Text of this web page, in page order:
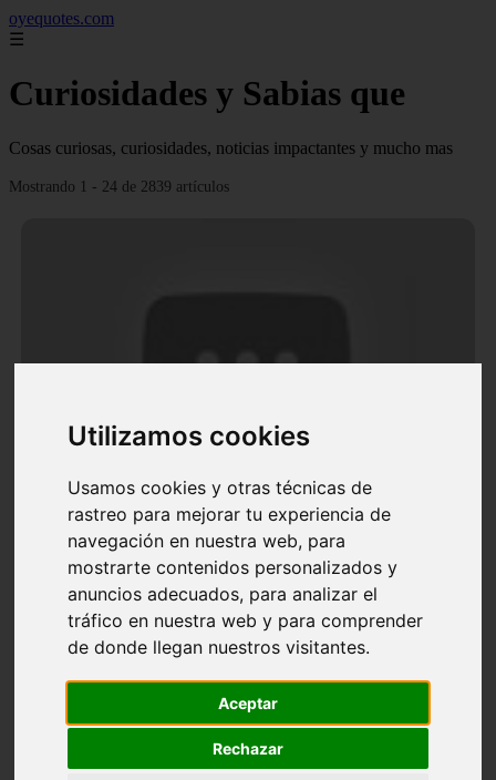
Utilizamos cookies
Usamos cookies y otras técnicas de
rastreo para mejorar tu experiencia de
navegación en nuestra web, para
mostrarte contenidos personalizados y
anuncios adecuados, para analizar el
tráfico en nuestra web y para comprender
de donde llegan nuestros visitantes.
Aceptar
Rechazar
oyequotes.com
☰
Curiosidades y Sabias que
Cosas curiosas, curiosidades, noticias impactantes y mucho mas
Mostrando 1 - 24 de 2839 artículos
Video Ana Brenda Contreras y la firme promesa que